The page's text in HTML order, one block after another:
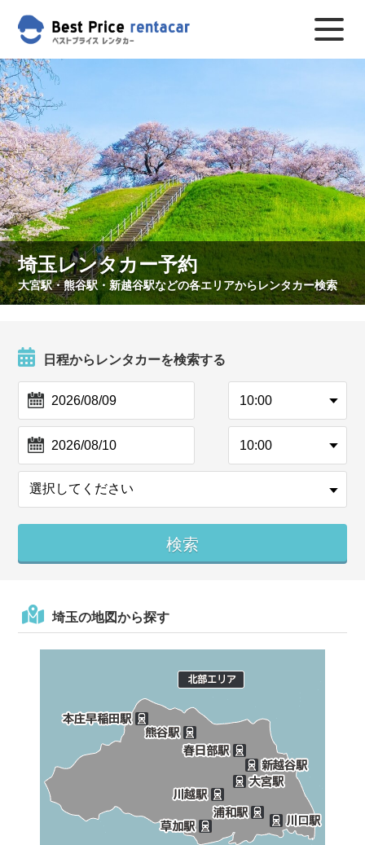
埼玉レンタカー予約
大宮駅・熊谷駅・新越谷駅などの各エリアからレンタカー検索
日程からレンタカーを検索する
埼玉の地図から探す